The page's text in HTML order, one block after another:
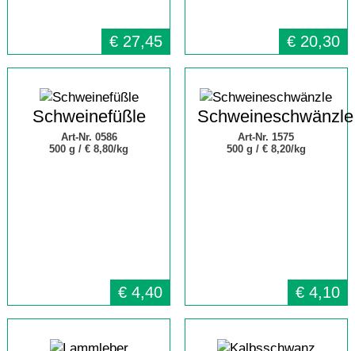
€ 27,45 € 20,30
Schweinefüßle
Art-Nr. 0586
500 g / € 8,80/kg
€ 4,40
Schweineschwänzle
Art-Nr. 1575
500 g / € 8,20/kg
€ 4,10